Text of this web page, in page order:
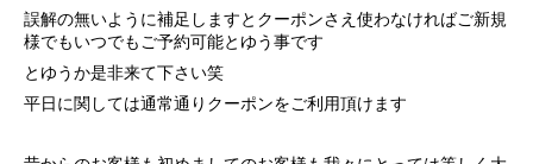
誤解の無いように補足しますとクーポンさえ使わなければご新規
様でもいつでもご予約可能とゆう事です
とゆうか是非来て下さい笑
平日に関しては通常通りクーポンをご利用頂けます